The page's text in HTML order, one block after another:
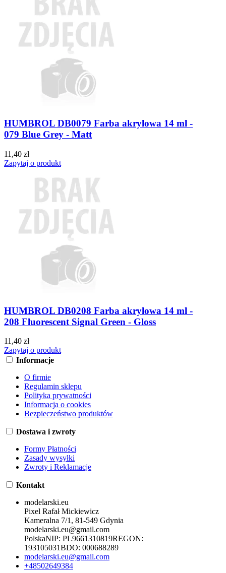
HUMBROL DB0079 Farba akrylowa 14 ml -
079 Blue Grey - Matt
11,40 zł
Zapytaj o produkt
HUMBROL DB0208 Farba akrylowa 14 ml -
208 Fluorescent Signal Green - Gloss
11,40 zł
Zapytaj o produkt
Informacje
O firmie
Regulamin sklepu
Polityka prywatności
Informacja o cookies
Bezpieczeństwo produktów
Dostawa i zwroty
Formy Płatności
Zasady wysyłki
Zwroty i Reklamacje
Kontakt
modelarski.eu
Pixel Rafał Mickiewicz
Kameralna 7/1, 81-549 Gdynia
modelarski.eu@gmail.com
PolskaNIP: PL9661310819REGON:
193105031BDO: 000688289
modelarski.eu@gmail.com
+48502649384